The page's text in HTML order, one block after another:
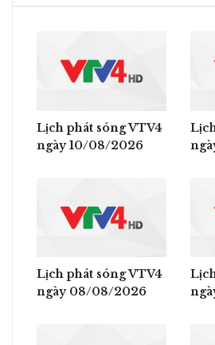
Lịch phát sóng VTV4
ngày 10/08/2026
Lịch phát sóng VTV4
ngày 08/08/2026